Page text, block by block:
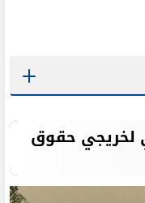
لخريجي حقوق